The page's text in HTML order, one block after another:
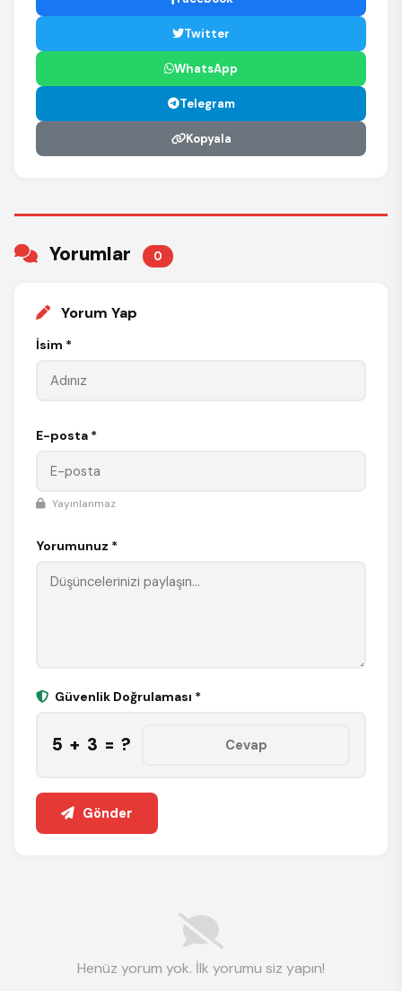
Twitter
WhatsApp
Telegram
Kopyala
Yorumlar 0
Yorum Yap
İsim *
E-posta *
Yayınlanmaz
Yorumunuz *
Güvenlik Doğrulaması *
5 + 3 = ?
Gönder
Henüz yorum yok. İlk yorumu siz yapın!